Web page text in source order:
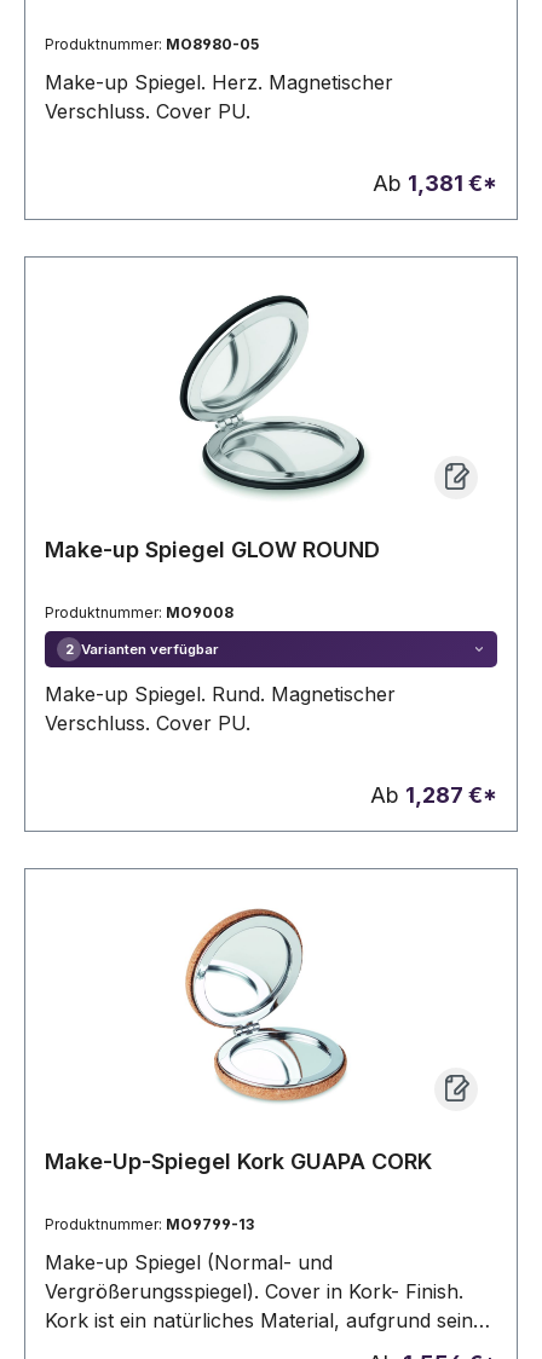
Produktnummer: MO8980-05
Make-up Spiegel. Herz. Magnetischer
Verschluss. Cover PU.
Ab 1,381 €*
Make-up Spiegel GLOW ROUND
Produktnummer: MO9008
2 Varianten verfügbar
Make-up Spiegel. Rund. Magnetischer
Verschluss. Cover PU.
Ab 1,287 €*
Make-Up-Spiegel Kork GUAPA CORK
Produktnummer: MO9799-13
Make-up Spiegel (Normal- und
Vergrößerungsspiegel). Cover in Kork- Finish.
Kork ist ein natürliches Material, aufgrund seiner